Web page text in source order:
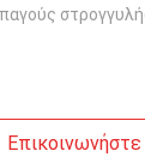
Επικοινωνήστε